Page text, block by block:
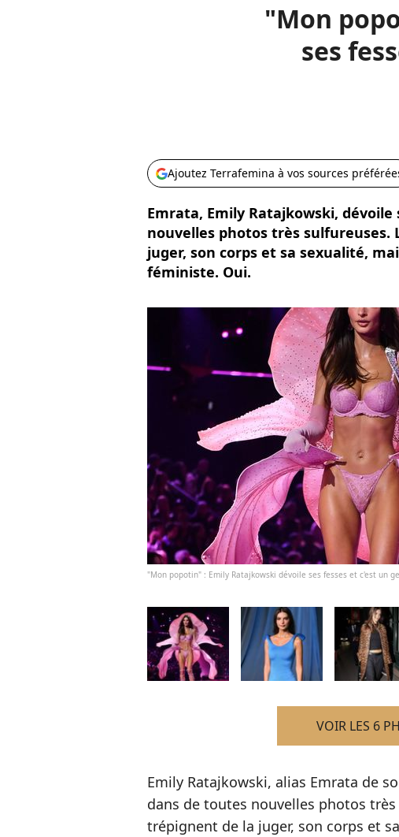
"Mon
ses
Ajoutez Terrafemina à vos sources
Emrata, Emily Ratajkowski,
nouvelles photos très sulfureuses.
juger, son corps et sa sexualité,
féministe. Oui.
"Mon popotin" : Emily Ratajkowski dévoile ses fesses et c'est un
VOIR LES 6
Emily Ratajkowski, alias Emrata de
dans de toutes nouvelles photos
trépignent de la juger, son corps et